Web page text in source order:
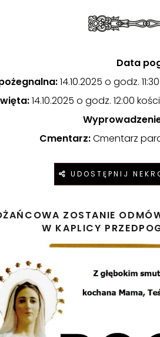
Data
14.10.2025 o godz.
14.10.2025 o godz. 12:00
Cmentarz:Cmentarz
UDOSTĘPNIJ
ZOSTANIE
W KAPLICY